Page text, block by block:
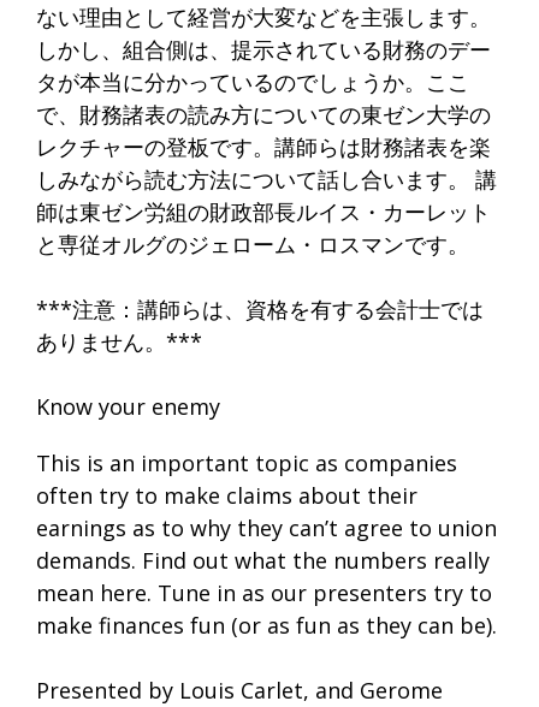
ない理由として経営が大変などを主張します。
しかし、組合側は、提示されている財務のデー
タが本当に分かっているのでしょうか。ここ
で、財務諸表の読み方についての東ゼン大学の
レクチャーの登板です。講師らは財務諸表を楽
しみながら読む方法について話し合います。 講
師は東ゼン労組の財政部長ルイス・カーレット
と専従オルグのジェローム・ロスマンです。
***注意：講師らは、資格を有する会計士では
ありません。***
Know your enemy
This is an important topic as companies
often try to make claims about their
earnings as to why they can’t agree to union
demands. Find out what the numbers really
mean here. Tune in as our presenters try to
make finances fun (or as fun as they can be).
Presented by Louis Carlet, and Gerome